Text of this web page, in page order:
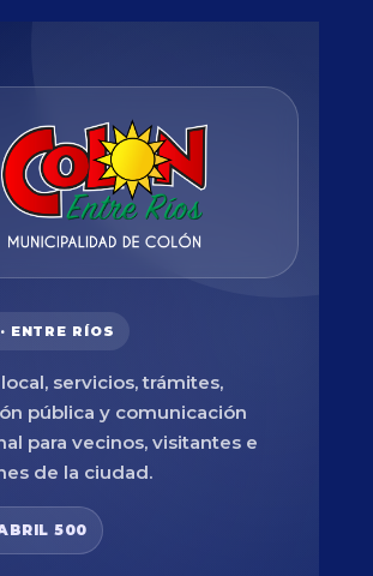
ENTRE RÍOS
servicios, trámites,
pública y comunicación
para vecinos, visitantes e
de la ciudad.
500